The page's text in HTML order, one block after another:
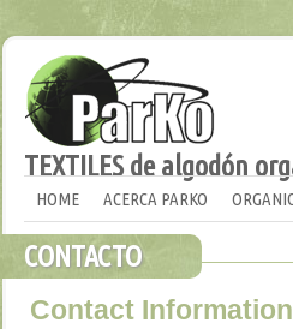
TEXTILES de algodón
HOME ACERCA PARKO
CONTACTO
Contact Information